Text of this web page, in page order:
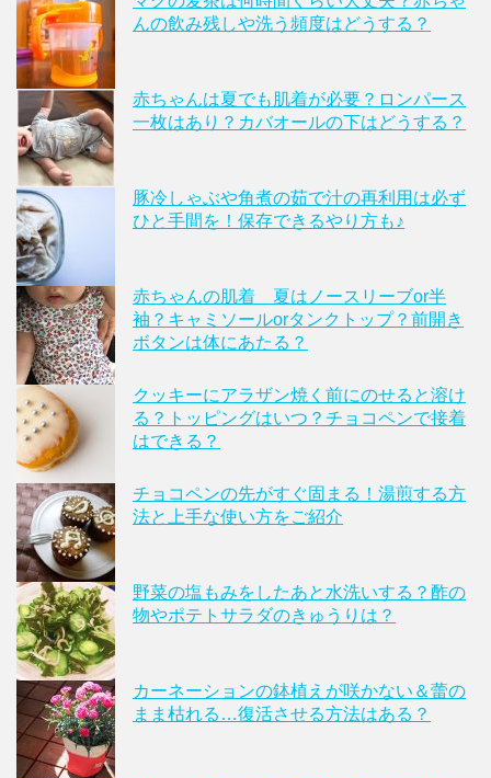
んの飲み残しや洗う頻度はどうする？
赤ちゃんは夏でも肌着が必要？ロンパース
一枚はあり？カバオールの下はどうする？
豚冷しゃぶや角煮の茹で汁の再利用は必ず
ひと手間を！保存できるやり方も♪
赤ちゃんの肌着 夏はノースリーブor半
袖？キャミソールorタンクトップ？前開き
ボタンは体にあたる？
クッキーにアラザン焼く前にのせると溶け
る？トッピングはいつ？チョコペンで接着
はできる？
チョコペンの先がすぐ固まる！湯煎する方
法と上手な使い方をご紹介
野菜の塩もみをしたあと水洗いする？酢の
物やポテトサラダのきゅうりは？
カーネーションの鉢植えが咲かない＆蕾の
まま枯れる…復活させる方法はある？